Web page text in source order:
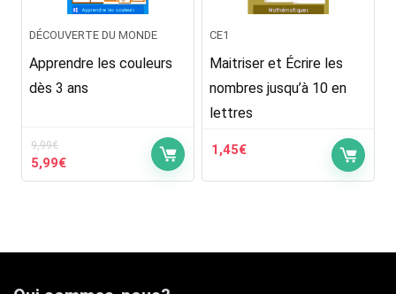
DÉCOUVERTE DU MONDE
Apprendre les couleurs
dès 3 ans
9,99€
Le
prix
5,99€Le
prix
CE1
Maitriser et Écrire les
nombres jusqu’à 10 en
lettres
1,45€